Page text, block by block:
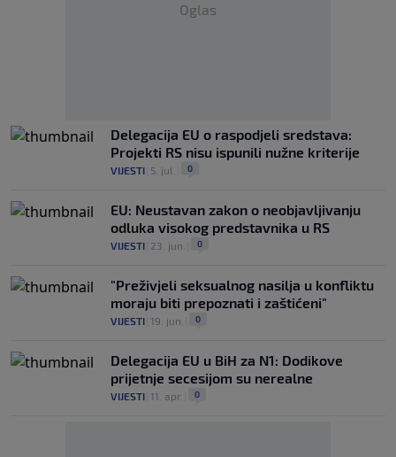
Oglas
Delegacija EU o raspodjeli sredstava:
Projekti RS nisu ispunili nužne kriterije
VIJESTI 5. jul. 0
EU: Neustavan zakon o neobjavljivanju
odluka visokog predstavnika u RS
VIJESTI 23. jun. 0
"Preživjeli seksualnog nasilja u konfliktu
moraju biti prepoznati i zaštićeni"
VIJESTI 19. jun. 0
Delegacija EU u BiH za N1: Dodikove
prijetnje secesijom su nerealne
VIJESTI 11. apr. 0